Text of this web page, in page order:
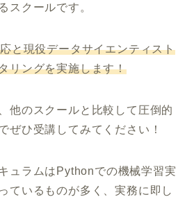
スクールです。
と現役データサイエンティスト
リングを実施します！
他のスクールと比較して圧倒的
ぜひ受講してみてください！
ュラムはPythonでの機械学習実
ているものが多く、実務に即し